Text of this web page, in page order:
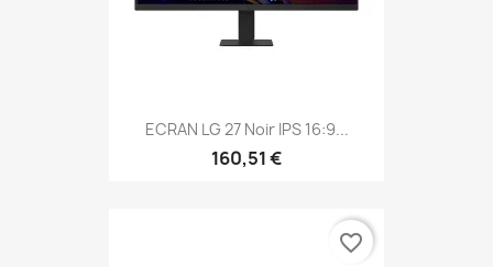
ECRAN LG 27 Noir IPS 16:9...
160,51 €
favorite_border